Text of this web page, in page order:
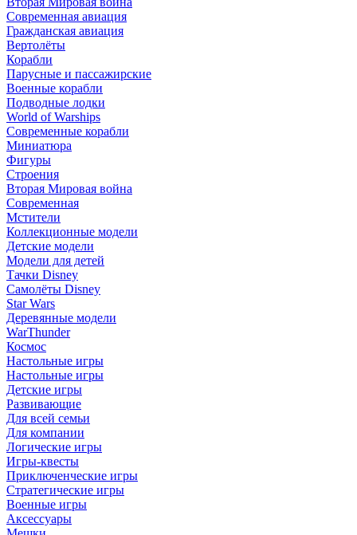
Современная авиация
Гражданская авиация
Вертолёты
Корабли
Парусные и пассажирские
Военные корабли
Подводные лодки
World of Warships
Современные корабли
Миниатюра
Фигуры
Строения
Вторая Мировая война
Современная
Мстители
Коллекционные модели
Детские модели
Модели для детей
Тачки Disney
Самолёты Disney
Star Wars
Деревянные модели
WarThunder
Космос
Настольные игры
Настольные игры
Детские игры
Развивающие
Для всей семьи
Для компании
Логические игры
Игры-квесты
Приключенческие игры
Стратегические игры
Военные игры
Аксессуары